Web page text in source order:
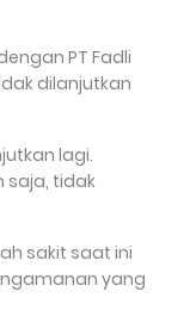
PT Fadli
dilanjutkan
lagi.
saja, tidak
sakit saat ini
yang